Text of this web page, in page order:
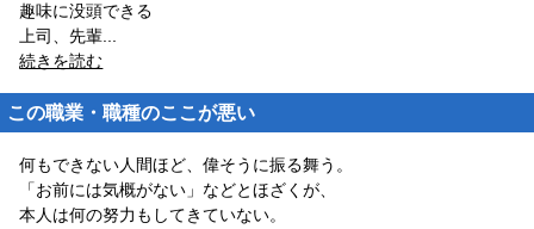
趣味に没頭できる
上司、先輩
続きを読む
この職業・職種のここが悪い
何もできない人間ほど、偉そうに振る舞う。
「お前には気概がない」などとほざくが、
本人は何の努力もしてきていない。